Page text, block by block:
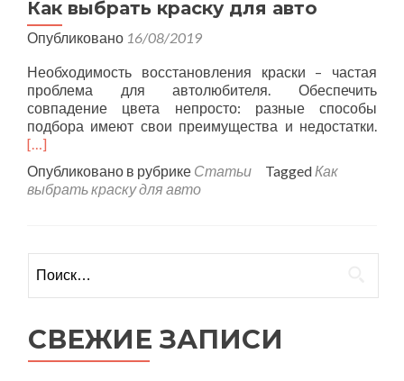
Как выбрать краску для авто
Опубликовано 16/08/2019
Необходимость восстановления краски – частая
проблема для автолюбителя. Обеспечить
совпадение цвета непросто: разные способы
подбора имеют свои преимущества и недостатки.
[…]
Опубликовано в рубрике Статьи Tagged Как
выбрать краску для авто
СВЕЖИЕ ЗАПИСИ